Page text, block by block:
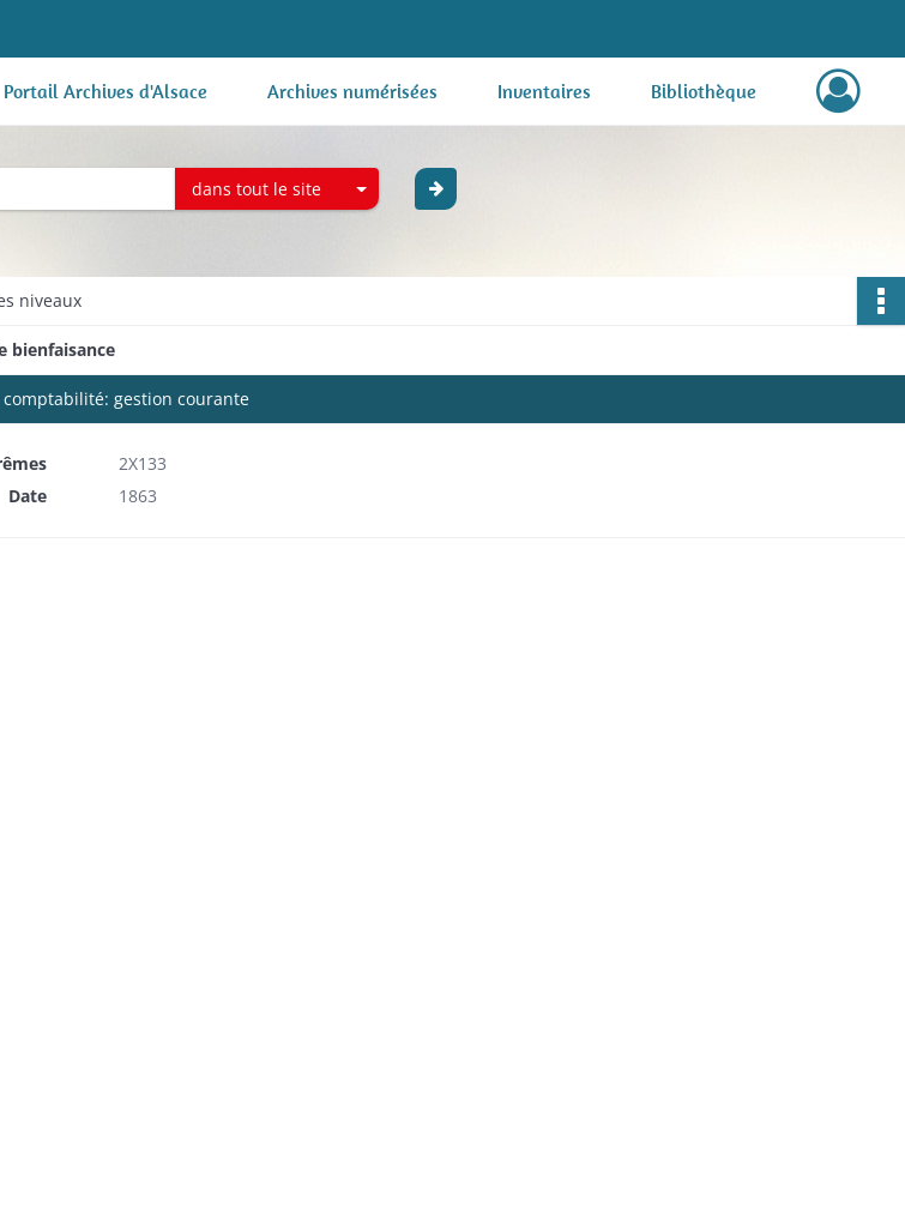
Portail Archives d'Alsace Archives numérisées Inventaires Bibliothèque
dans tout le site
niveaux
bienfaisance
comptabilité: gestion courante
2X133
Date
1863